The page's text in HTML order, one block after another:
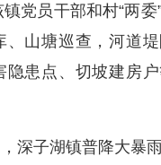
党员干部和村“两委
、山塘巡查，河道
隐患点、切坡建房
深子湖镇普降大暴